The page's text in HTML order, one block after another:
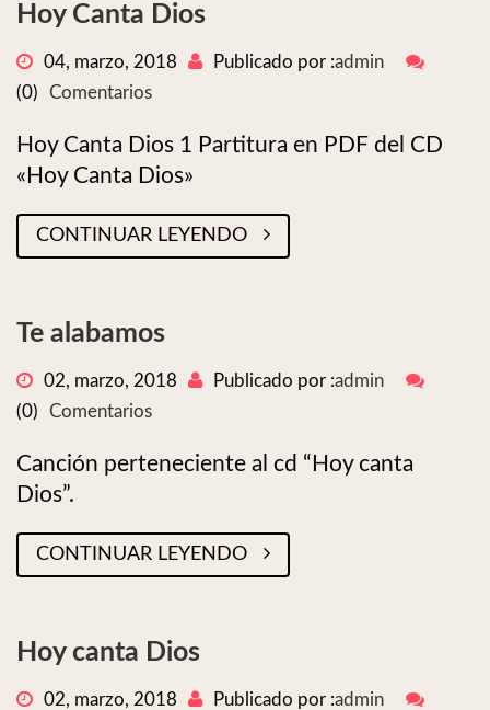
Hoy Canta Dios
04, marzo, 2018 Publicado por :admin
(0)
Comentarios
Hoy Canta Dios 1 Partitura en PDF del CD
«Hoy Canta Dios»
CONTINUAR LEYENDO
Te alabamos
02, marzo, 2018 Publicado por :admin
(0)
Comentarios
Canción perteneciente al cd “Hoy canta
Dios”.
CONTINUAR LEYENDO
Hoy canta Dios
02, marzo, 2018 Publicado por :admin